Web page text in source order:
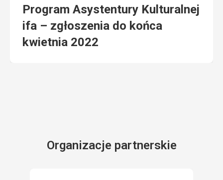
Program Asystentury Kulturalnej
ifa – zgłoszenia do końca
kwietnia 2022
Organizacje partnerskie